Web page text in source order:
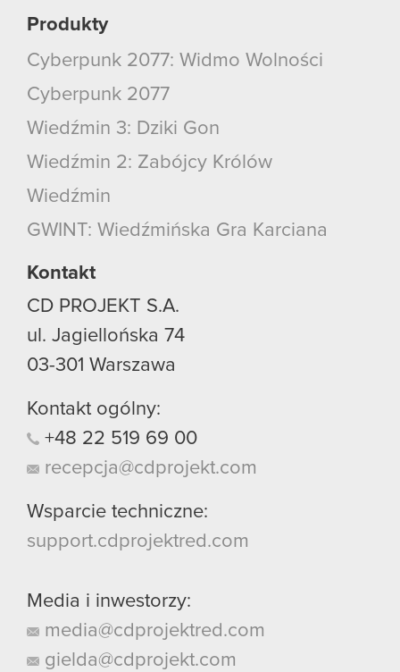
Produkty
Cyberpunk 2077: Widmo Wolności
Cyberpunk 2077
Wiedźmin 3: Dziki Gon
Wiedźmin 2: Zabójcy Królów
Wiedźmin
GWINT: Wiedźmińska Gra Karciana
Kontakt
CD PROJEKT S.A.
ul. Jagiellońska 74
03-301 Warszawa
Kontakt ogólny:
+48 22 519 69 00
recepcja@cdprojekt.com
Wsparcie techniczne:
support.cdprojektred.com
Media i inwestorzy:
media@cdprojektred.com
gielda@cdprojekt.com